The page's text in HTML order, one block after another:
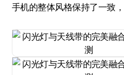
手机的整体风格保持了一致，